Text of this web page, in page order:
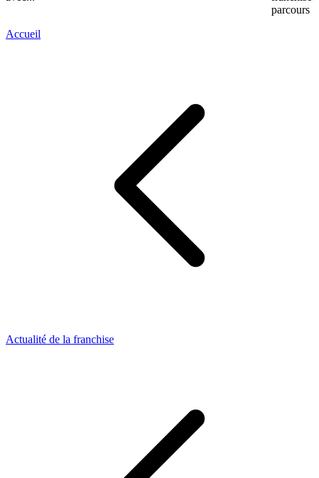
parcours
Accueil
Actualité de la franchise